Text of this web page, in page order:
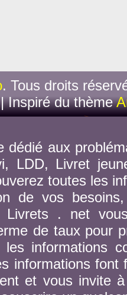
. Tous droits
Inspiré du thème
dédié aux
LDD, Livret
toutes les
de vos
Livrets . net
de taux pour
les informations
informations
et vous invite